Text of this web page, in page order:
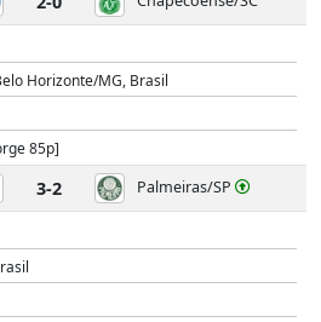
Horizonte/MG, Brasil
85p]
3-2 Palmeiras/SP